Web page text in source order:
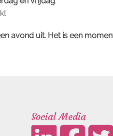
avond uit. Het is een
Social Media